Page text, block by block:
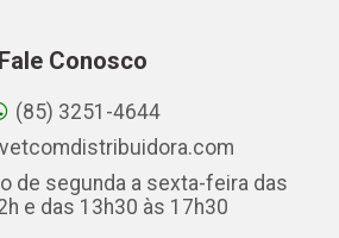
Fale Conosco
(85) 3251-4644
de segunda a sexta-feira das
e das 13h30 às 17h30